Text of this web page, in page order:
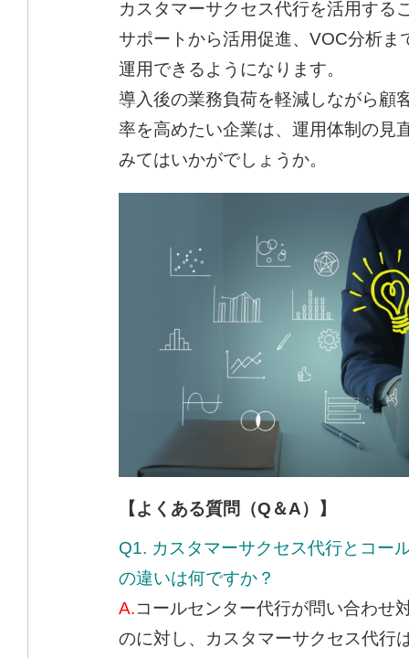
カスタマーサクセス代行を活用する
サポートから活用促進、VOC分析ま
運用できるようになります。
導入後の業務負荷を軽減しながら顧
率を高めたい企業は、運用体制の見
みてはいかがでしょうか。
【よくある質問（Q＆A）】
Q1. カスタマーサクセス代行とコー
の違いは何ですか？
A.コールセンター代行が問い合わせ
のに対し、カスタマーサクセス代行